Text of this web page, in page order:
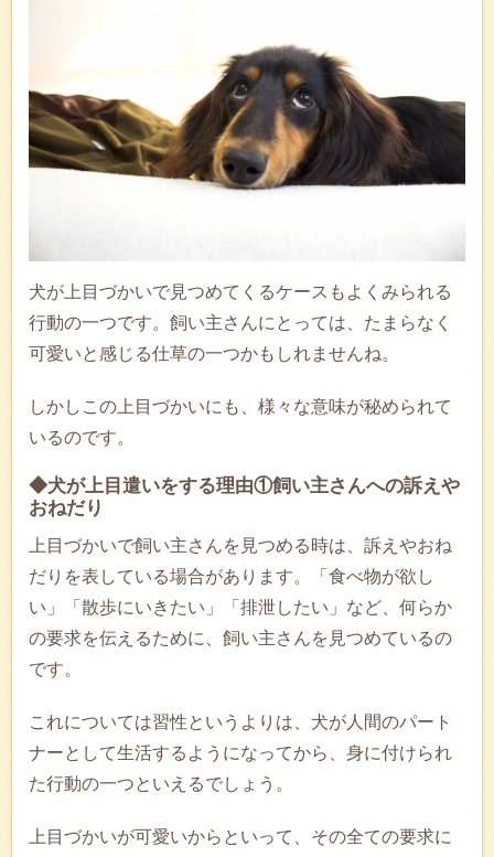
犬が上目づかいで見つめてくるケースもよくみられる
行動の一つです。飼い主さんにとっては、たまらなく
可愛いと感じる仕草の一つかもしれませんね。
しかしこの上目づかいにも、様々な意味が秘められて
いるのです。
◆犬が上目遣いをする理由①飼い主さんへの訴えや
おねだり
上目づかいで飼い主さんを見つめる時は、訴えやおね
だりを表している場合があります。「食べ物が欲し
い」「散歩にいきたい」「排泄したい」など、何らか
の要求を伝えるために、飼い主さんを見つめているの
です。
これについては習性というよりは、犬が人間のパート
ナーとして生活するようになってから、身に付けられ
た行動の一つといえるでしょう。
上目づかいが可愛いからといって、その全ての要求に